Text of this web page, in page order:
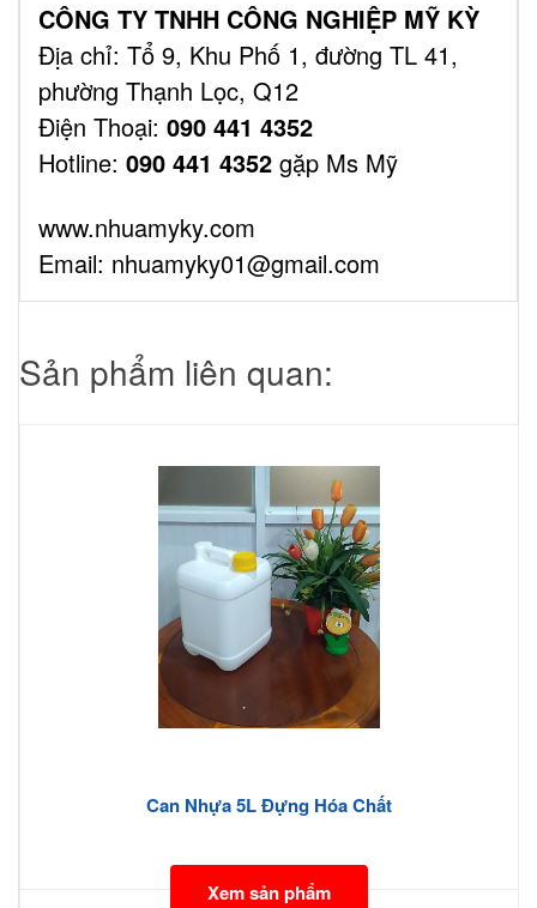
CÔNG TY TNHH CÔNG NGHIỆP MỸ KỲ
Địa chỉ: Tổ 9, Khu Phố 1, đường TL 41,
phường Thạnh Lọc, Q12
Điện Thoại: 090 441 4352
Hotline: 090 441 4352 gặp Ms Mỹ
www.nhuamyky.com
Email: nhuamyky01@gmail.com
Sản phẩm liên quan:
Can Nhựa 5L Đựng Hóa Chất
Xem sản phẩm